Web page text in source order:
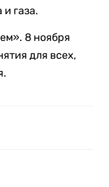
и газа.
8 ноября
для всех,